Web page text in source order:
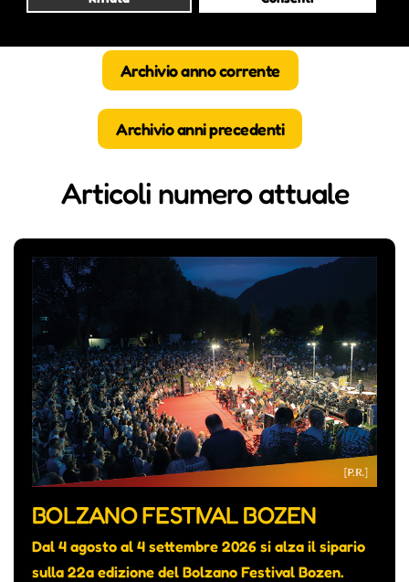
Articoli numero attuale
Archivio anno corrente
Archivio anni precedenti
Articoli numero attuale
BOLZANO FESTIVAL BOZEN
Dal 4 agosto al 4 settembre 2026 si alza il sipario
sulla 22a edizione del Bolzano Festival Bozen.